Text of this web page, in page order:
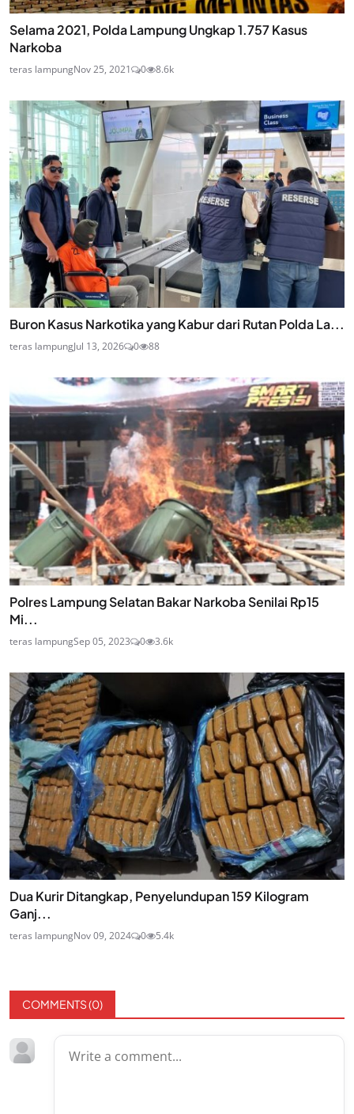
Selama 2021, Polda Lampung Ungkap 1.757 Kasus
Narkoba
teras lampungNov 25, 2021 0 8.6k
Buron Kasus Narkotika yang Kabur dari Rutan Polda La...
teras lampungJul 13, 2026 0 88
Polres Lampung Selatan Bakar Narkoba Senilai Rp15
Mi...
teras lampungSep 05, 2023 0 3.6k
Dua Kurir Ditangkap, Penyelundupan 159 Kilogram
Ganj...
teras lampungNov 09, 2024 0 5.4k
COMMENTS (0)